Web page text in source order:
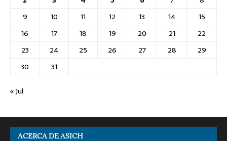
9
10 11 12 13 14
15
16
17 18 19 20 21
22
23
24 25 26 27 28
29
30
31
« Jul
ACERCA DE ASICH